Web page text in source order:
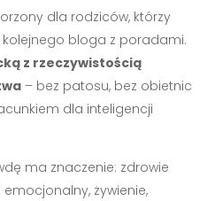
dla rodziców, którzy
bloga z poradami.
z rzeczywistością
– bez patosu, bez obietnic
dla inteligencji
ma znaczenie: zdrowie
emocjonalny, żywienie,